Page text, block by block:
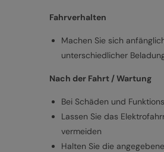
Fahrverhalten
Machen Sie sich
unterschiedlicher
Nach der Fahrt / Wartung
Bei Schäden und
Lassen Sie das
vermeiden
Halten Sie die